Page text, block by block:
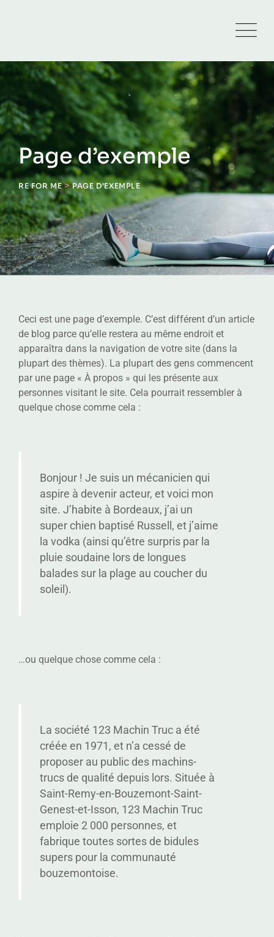
Page d’exemple
RE FOR ME>PAGE D’EXEMPLE
Ceci est une page d’exemple. C’est différent d’un article
de blog parce qu’elle restera au même endroit et
apparaîtra dans la navigation de votre site (dans la
plupart des thèmes). La plupart des gens commencent
par une page « À propos » qui les présente aux
personnes visitant le site. Cela pourrait ressembler à
quelque chose comme cela :
Bonjour ! Je suis un mécanicien qui
aspire à devenir acteur, et voici mon
site. J’habite à Bordeaux, j’ai un
super chien baptisé Russell, et j’aime
la vodka (ainsi qu’être surpris par la
pluie soudaine lors de longues
balades sur la plage au coucher du
soleil).
…ou quelque chose comme cela :
La société 123 Machin Truc a été
créée en 1971, et n’a cessé de
proposer au public des machins-
trucs de qualité depuis lors. Située à
Saint-Remy-en-Bouzemont-Saint-
Genest-et-Isson, 123 Machin Truc
emploie 2 000 personnes, et
fabrique toutes sortes de bidules
supers pour la communauté
bouzemontoise.